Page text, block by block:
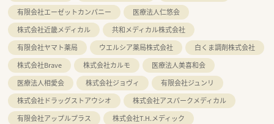
有限会社エーゼットカンパニー
医療法人仁悠会
株式会社近畿メディカル
共和メディカル株式会社
有限会社ヤマト薬局
ウエルシア薬局株式会社
白くま調剤株式会社
株式会社Brave
株式会社カルモ
医療法人美喜和会
医療法人相愛会
株式会社ジョヴィ
有限会社ジュンリ
株式会社ドラッグストアウシオ
株式会社アスパークメディカル
有限会社アップルプラス
株式会社T.H.メディック